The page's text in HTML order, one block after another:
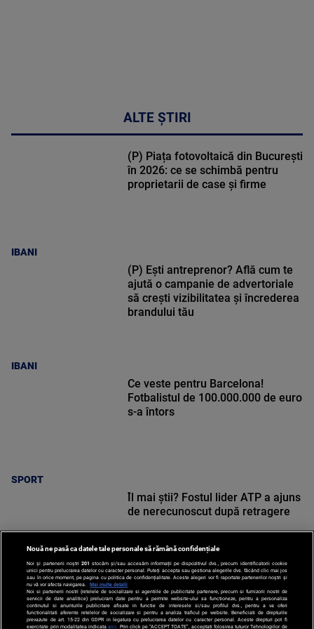
ALTE ȘTIRI
IBANI
(P) Piața fotovoltaică din București
în 2026: ce se schimbă pentru
proprietarii de case și firme
IBANI
(P) Ești antreprenor? Află cum te
ajută o campanie de advertoriale
să crești vizibilitatea și încrederea
brandului tău
SPORT
Ce veste pentru Barcelona!
Fotbalistul de 100.000.000 de euro
s-a întors
SPORT
Îl mai știi? Fostul lider ATP a ajuns
de nerecunoscut după retragere
Nouă ne pasă ca datele tale personale să rămână confidențiale
Noi și partenerii noștri 201 stocăm și/sau accesăm informații pe dispozitivul dvs., precum identificatorii cookie
unici pentru prelucrarea datelor cu caracter personal. Puteți accepta sau gestiona alegerile dvs. făcând clic mai jos
sau în orice moment, pe pagina cu politica de confidențialitate. Aceste alegeri vor fi raportate partenerilor noștri și
nu vă vor afecta navigarea.
Mai multe detalii
Noi si partenerii nostri (retelele de socializare si agentiile de publicitate partenere, precum si furnizorii nostri de
servicii de date analitice) prelucram date pentru a permite website-ului sa functioneze, pentru a personaliza
continutul si anunturile publicitare afisate in functie de interesele si/sau profilul dvs., pentru a va oferi
functionalitati aferente retelelor de socializare si pentru a analiza traficul pe website. Beneficiati de drepturile
prevazute de art. 15-22 din GDPR in legatura cu prelucrarea datelor cu caracter personal. Aceste drepturi pot fi
exercitate prin modalitatea indicataaici . Prin click pe “ACCEPT TOATE”, acceptati folosirea tuturor Tehnologiilor de